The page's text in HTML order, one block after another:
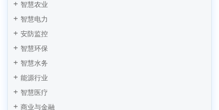
智慧农业
智慧电力
安防监控
智慧环保
智慧水务
能源行业
智慧医疗
商业与金融